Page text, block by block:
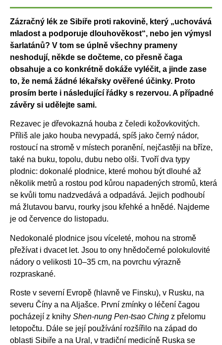
Zázračný lék ze Sibiře proti rakovině, který „uchovává
mladost a podporuje dlouhověkost“, nebo jen výmysl
šarlatánů? V tom se úplně všechny prameny
neshodují, někde se dočteme, co přesně čaga
obsahuje a co konkrétně dokáže vyléčit, a jinde zase
to, že nemá žádné lékařsky ověřené účinky. Proto
prosím berte i následující řádky s rezervou. A případné
závěry si udělejte sami.
Rezavec je dřevokazná houba z čeledi kožovkovitých.
Příliš ale jako houba nevypadá, spíš jako černý nádor,
rostoucí na stromě v místech poranění, nejčastěji na bříze,
také na buku, topolu, dubu nebo olši. Tvoří dva typy
plodnic: dokonalé plodnice, které mohou být dlouhé až
několik metrů a rostou pod kůrou napadených stromů, která
se kvůli tomu nadzvedává a odpadává. Jejich podhoubí
má žlutavou barvu, rourky jsou křehké a hnědé. Najdeme
je od července do listopadu.
Nedokonalé plodnice jsou víceleté, mohou na stromě
přežívat i dvacet let. Jsou to ony hnědočerné polokulovité
nádory o velikosti 10–35 cm, na povrchu výrazně
rozpraskané.
Roste v severní Evropě (hlavně ve Finsku), v Rusku, na
severu Číny a na Aljašce. První zmínky o léčení čagou
pocházejí z knihy Shen-nung Pen-tsao Ching z přelomu
letopočtu. Dále se její používání rozšířilo na západ do
oblasti Sibiře a na Ural, v tradiční medicíně Ruska se